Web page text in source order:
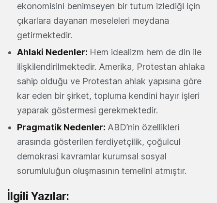
ekonomisini benimseyen bir tutum izlediği için
çıkarlara dayanan meseleleri meydana
getirmektedir.
Ahlaki Nedenler: Hem idealizm hem de din ile
ilişkilendirilmektedir. Amerika, Protestan ahlaka
sahip olduğu ve Protestan ahlak yapısına göre
kar eden bir şirket, topluma kendini hayır işleri
yaparak göstermesi gerekmektedir.
Pragmatik Nedenler: ABD’nin özellikleri
arasında gösterilen ferdiyetçilik, çoğulcul
demokrasi kavramlar kurumsal sosyal
sorumluluğun oluşmasının temelini atmıştır.
İlgili Yazılar: